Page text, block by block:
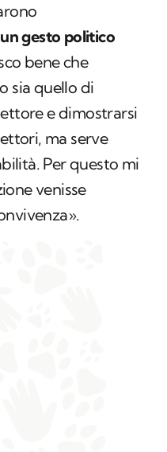
un gesto politico
bene che
sia quello di
e dimostrarsi
ma serve
Per questo mi
venisse